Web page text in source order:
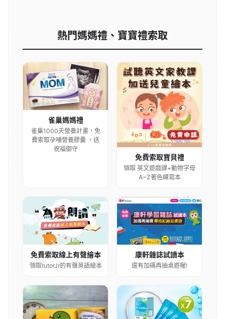
熱門媽媽禮、寶寶禮索取
雀巢媽媽禮
雀巢1000天營養計畫，免
費索取孕哺營養膠囊 ，送
祝福御守
免費索取寶貝禮
領取 英文遊戲課+動物字母
A~Z著色練寫本
免費索取線上有聲繪本
領取tutorJr的有聲英語繪本
康軒雜誌試讀本
還有加碼再抽桌遊喔!